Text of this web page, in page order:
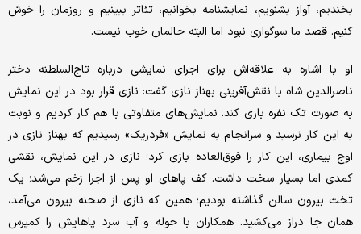
بخندیم، آواز بشنویم، نمایشنامه بخوانیم، تئاتر ببینیم و روزمان را خوش
کنیم. قصد ما سوگواری نبود اما البته حالمان خوب نیست.
او با اشاره به علاقه‌اش برای اجرای نمایشی درباره تاج‌السلطنه دختر
ناصرالدین شاه با نقش‌آفرینی بهناز نازی گفت: نازی قرار بود در این نمایش
به صورت تک‌ نفره بازی کند. نمایش‌های متفاوتی با هم کار کردیم و نوبت
به این کار نرسید و سرانجام به نمایش «فردریک» رسیدیم که بهناز نازی در
اوج بیماری، این کار را فوق‌العاده بازی کرد؛ نازی در این نمایش، نقشی
کمدی اما بسیار سخت داشت. کف پاهای او پس از اجرا زخم می‌شد؛ یک
تخت بیرون سالن گذاشته بودیم؛ همین ‌که نازی از صحنه بیرون می‌آمد،
همان‌ جا دراز می‌کشید. همکاران با حوله و آب سرد پاهایش را کمپرس